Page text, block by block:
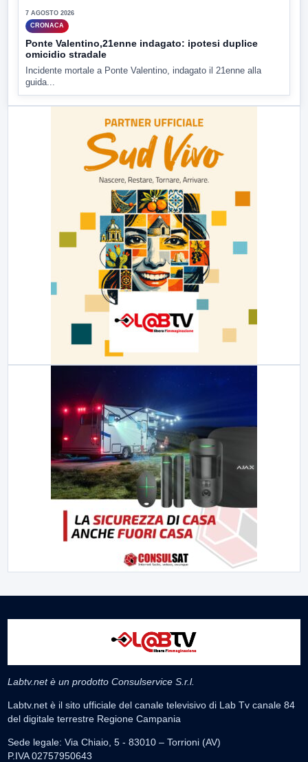
7 AGOSTO 2026
CRONACA
Ponte Valentino,21enne indagato: ipotesi duplice
omicidio stradale
Incidente mortale a Ponte Valentino, indagato il 21enne alla
guida...
Labtv.net è un prodotto Consulservice S.r.l.
Labtv.net è il sito ufficiale del canale televisivo di Lab Tv canale 84
del digitale terrestre Regione Campania
Sede legale: Via Chiaio, 5 - 83010 – Torrioni (AV)
P.IVA 02757950643